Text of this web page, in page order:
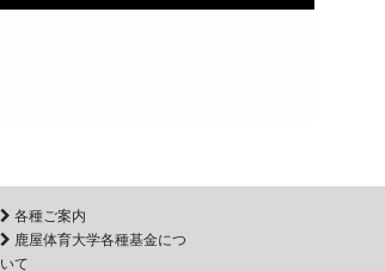
各種ご案内
鹿屋体育大学各種基金につ
いて